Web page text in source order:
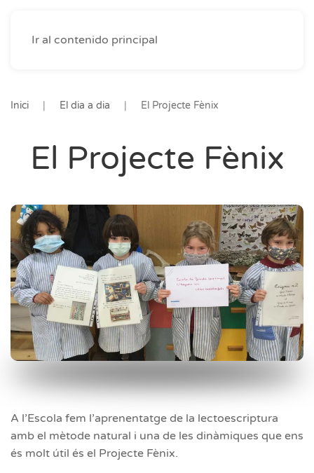
Ir al contenido principal
Inici El dia a dia El Projecte Fènix
El Projecte Fènix
A l’Escola fem l’aprenentatge de la lectoescriptura
amb el mètode natural i una de les dinàmiques que ens
és molt útil és el Projecte Fènix.